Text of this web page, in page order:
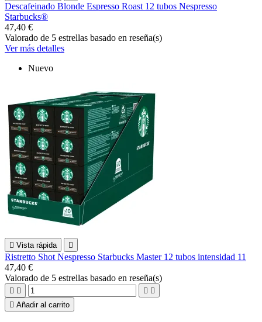
Descafeinado Blonde Espresso Roast 12 tubos Nespresso
Starbucks®
47,40 €
Valorado de 5 estrellas basado en reseña(s)
Ver más detalles
Nuevo
 Vista rápida 
Ristretto Shot Nespresso Starbucks Master 12 tubos intensidad 11
47,40 €
Valorado de 5 estrellas basado en reseña(s)
   
 Añadir al carrito